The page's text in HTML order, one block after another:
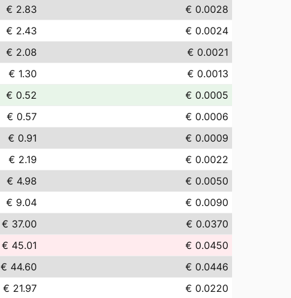
€ 2.83
€ 0.0028
€ 2.43
€ 0.0024
€ 2.08
€ 0.0021
€ 1.30
€ 0.0013
€ 0.52
€ 0.0005
€ 0.57
€ 0.0006
€ 0.91
€ 0.0009
€ 2.19
€ 0.0022
€ 4.98
€ 0.0050
€ 9.04
€ 0.0090
€ 37.00
€ 0.0370
€ 45.01
€ 0.0450
€ 44.60
€ 0.0446
€ 21.97
€ 0.0220